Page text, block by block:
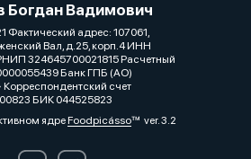
Богдан Вадимович
Фактический адрес: 107061,
Вал, д.25, корп.4 ИНН
324645700021815 Расчетный
Банк ГПБ (АО)
счет
БИК 044525823
ядреFoodpicássover. 3.2